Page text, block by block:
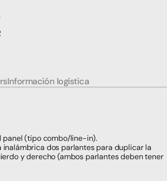
Información logística
panel (tipo combo/line-in).
inalámbrica dos parlantes para duplicar la
y derecho (ambos parlantes deben tener